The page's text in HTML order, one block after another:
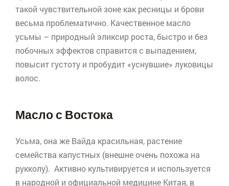
такой чувствительной зоне как ресницы и брови
весьма проблематично. Качественное масло
усьмы – природный эликсир роста, быстро и без
побочных эффектов справится с выпадением,
повысит густоту и пробудит «уснувшие» луковицы
волос.
Масло с Востока
Усьма, она же Вайда красильная, растение
семейства капустных (внешне очень похожа на
рукколу). Активно культивируется и используется
в народной и официальной медицине Китая, в